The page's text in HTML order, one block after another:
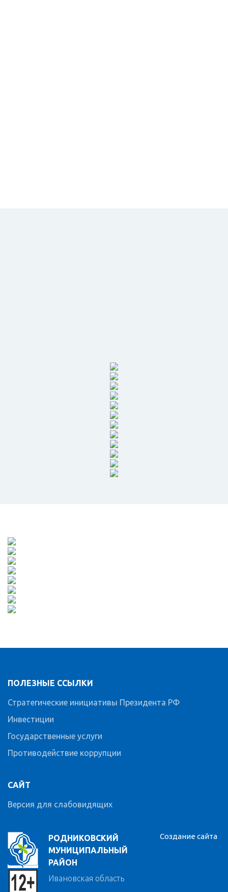
РОДНИКОВСКИЙ
МУНИЦИПАЛЬНЫЙ
РАЙОН
Ивановская область
ПОЛЕЗНЫЕ ССЫЛКИ
Стратегические инициативы Президента РФ
Инвестиции
Государственные услуги
Противодействие коррупции
САЙТ
Версия для слабовидящих
Создание сайта